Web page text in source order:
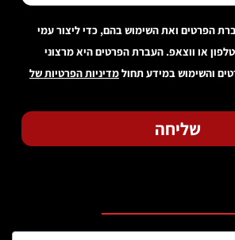
הפרטים ואת השימוש בהם, כדי ליצור עמי
או ווצאפ. העברת הפרטים היא מרצוני
והשימוש במידע תחולמדיניות הפרטיות של
שליחה